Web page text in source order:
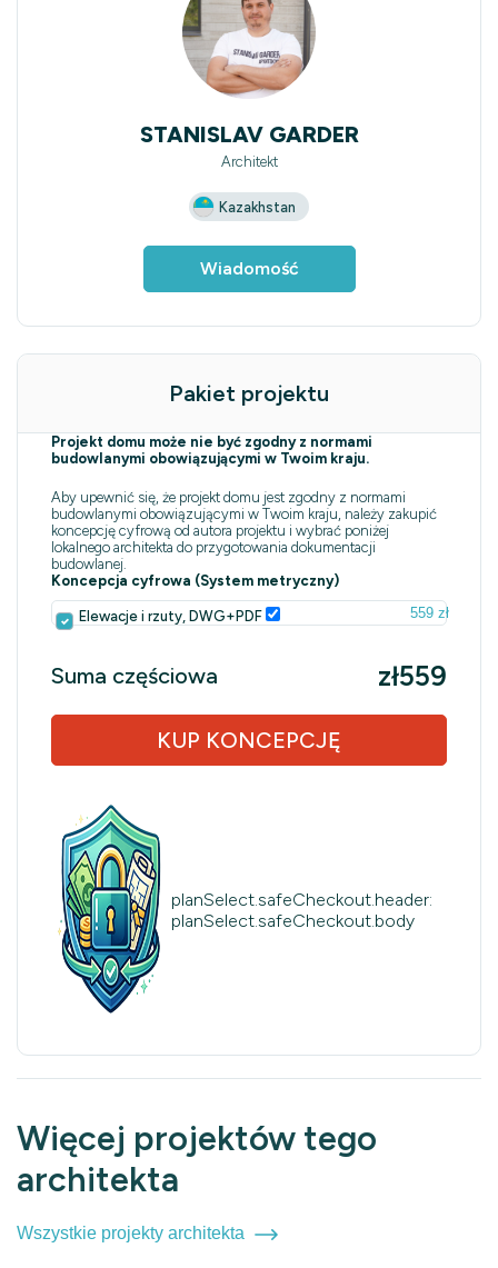
STANISLAV GARDER
Architekt
Kazakhstan
Wiadomość
Pakiet projektu
Projekt domu może nie być zgodny z normami
budowlanymi obowiązującymi w Twoim kraju.
Aby upewnić się, że projekt domu jest zgodny z normami
budowlanymi obowiązującymi w Twoim kraju, należy zakupić
koncepcję cyfrową od autora projektu i wybrać poniżej
lokalnego architekta do przygotowania dokumentacji
budowlanej.
Koncepcja cyfrowa (System metryczny)
Elewacje i rzuty, DWG+PDF 559 zł
Suma częściowa zł559
KUP KONCEPCJĘ
planSelect.safeCheckout.header:
planSelect.safeCheckout.body
Więcej projektów tego
architekta
Wszystkie projekty architekta